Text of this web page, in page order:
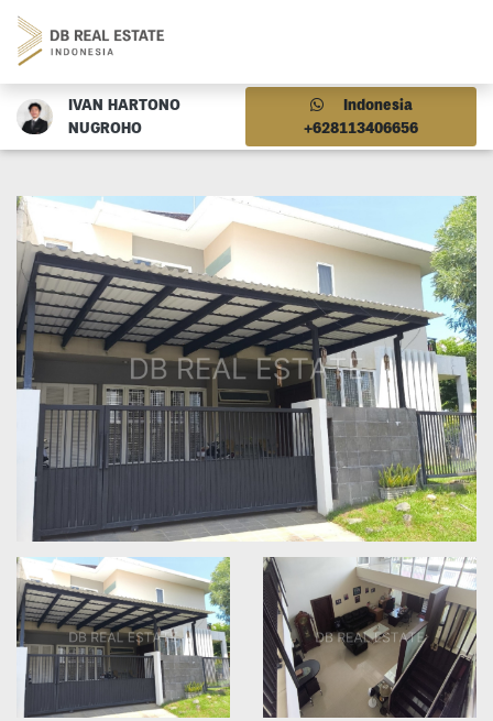
IVAN HARTONO
NUGROHO
Indonesia
+628113406656